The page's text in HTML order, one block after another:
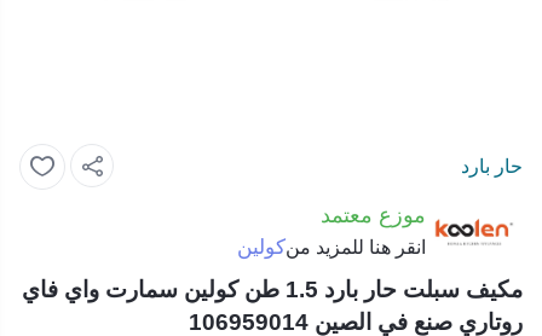
حار بارد
موزع معتمد
انقر هنا للمزيد منكولين
مكيف سبلت حار بارد 1.5 طن كولين سمارت واي فاي
روتاري صنع في الصين 106959014